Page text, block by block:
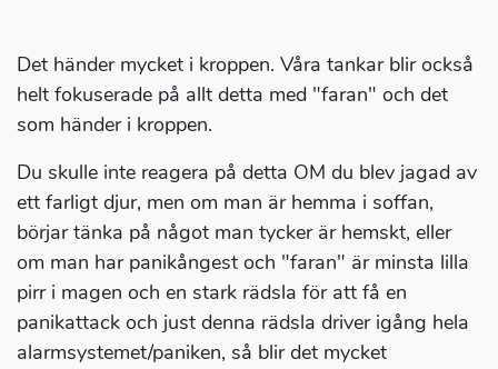
Det händer mycket i kroppen. Våra tankar blir också
helt fokuserade på allt detta med "faran" och det
som händer i kroppen.
Du skulle inte reagera på detta OM du blev jagad av
ett farligt djur, men om man är hemma i soffan,
börjar tänka på något man tycker är hemskt, eller
om man har panikångest och "faran" är minsta lilla
pirr i magen och en stark rädsla för att få en
panikattack och just denna rädsla driver igång hela
alarmsystemet/paniken, så blir det mycket